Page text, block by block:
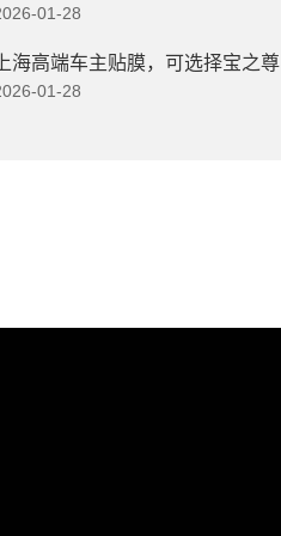
01-28
海高端车主贴膜，可选择宝之尊
01-28